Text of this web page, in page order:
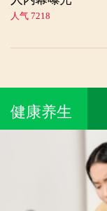
人气 7218
健康养生